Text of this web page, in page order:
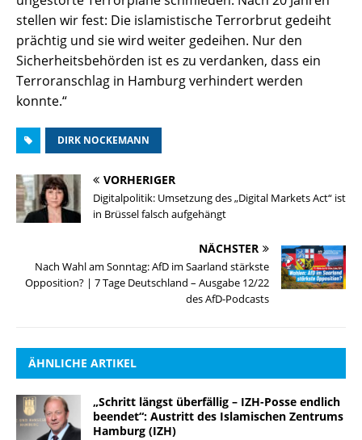
stellen wir fest: Die islamistische Terrorbrut gedeiht
prächtig und sie wird weiter gedeihen. Nur den
Sicherheitsbehörden ist es zu verdanken, dass ein
Terroranschlag in Hamburg verhindert werden
konnte.“
DIRK NOCKEMANN
VORHERIGER
Digitalpolitik: Umsetzung des „Digital Markets Act“ ist
in Brüssel falsch aufgehängt
NÄCHSTER
Nach Wahl am Sonntag: AfD im Saarland stärkste
Opposition? | 7 Tage Deutschland – Ausgabe 12/22
des AfD-Podcasts
ÄHNLICHE ARTIKEL
„Schritt längst überfällig – IZH-Posse endlich
beendet“: Austritt des Islamischen Zentrums
Hamburg (IZH)